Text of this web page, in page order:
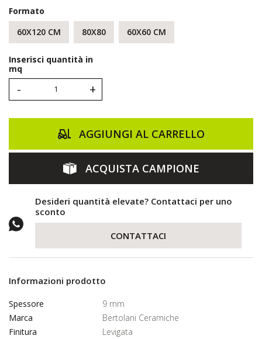
Formato
60X120 CM
80X80 60X60 CM
Inserisci quantità in
mq
- +
AGGIUNGI AL CARRELLO
ACQUISTA CAMPIONE
Desideri quantità elevate? Contattaci per uno
sconto
CONTATTACI
Informazioni prodotto
Spessore
9 mm
Marca
Bertolani Ceramiche
Finitura
Levigata